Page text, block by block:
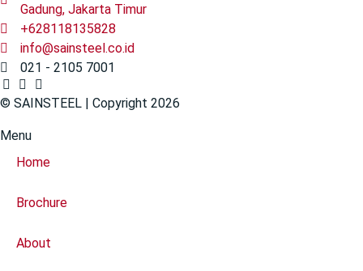
Gadung, Jakarta Timur
+628118135828
info@sainsteel.co.id
021 - 2105 7001
© SAINSTEEL | Copyright 2026
Menu
Home
Brochure
About